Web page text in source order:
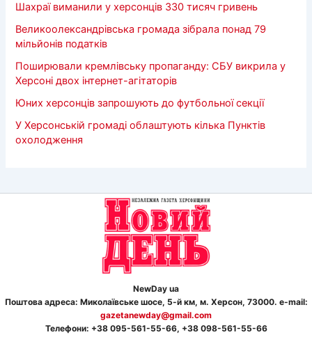
Шахраї виманили у херсонців 330 тисяч гривень
Великоолександрівська громада зібрала понад 79
мільйонів податків
Поширювали кремлівську пропаганду: СБУ викрила у
Херсоні двох інтернет-агітаторів
Юних херсонців запрошують до футбольної секції
У Херсонській громаді облаштують кілька Пунктів
охолодження
NewDay ua
Поштова адреса: Миколаївське шосе, 5-й км, м. Херсон, 73000. e-mail:
gazetanewday@gmail.com
Телефони: +38 095-561-55-66, +38 098-561-55-66